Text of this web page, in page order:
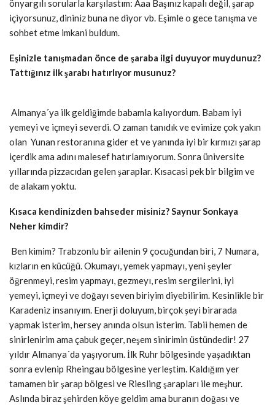
önyargılı sorularla karşılastım: Aaa Başınız kapalı değil, şarap
içiyorsunuz, dininiz buna ne diyor vb. Eşimle o gece tanışma ve
sohbet etme imkani buldum.
Eşinizle tanışmadan önce de şaraba ilgi duyuyor muydunuz?
Tattığınız ilk şarabı hatırlıyor musunuz?
Almanya´ya ilk geldiğimde babamla kalıyordum. Babam iyi
yemeyi ve içmeyi severdi. O zaman tanıdık ve evimize çok yakın
olan Yunan restoranına gider et ve yanında iyi bir kırmızı şarap
içerdik ama adını malesef hatırlamıyorum. Sonra üniversite
yıllarında pizzacıdan gelen şaraplar. Kısacasi pek bir bilgim ve
de alakam yoktu.
Kısaca kendinizden bahseder misiniz? Saynur Sonkaya
Neher kimdir?
Ben kimim? Trabzonlu bir ailenin 9 çocuğundan biri, 7 Numara,
kızların en kücüğü. Okumayı, yemek yapmayı, yeni şeyler
öğrenmeyi, resim yapmayı, gezmeyı, resim sergilerini, iyi
yemeyi, içmeyi ve doğayı seven biriyim diyebilirim. Kesinlikle bir
Karadeniz insanıyım. Enerji doluyum, birçok şeyi birarada
yapmak isterim, hersey anında olsun isterim. Tabii hemen de
sinirlenirim ama çabuk geçer, neşem sinirimin üstündedir! 27
yıldır Almanya´da yaşıyorum. İlk Ruhr bölgesinde yaşadıktan
sonra evlenip Rheingau bölgesine yerleştim. Kaldığım yer
tamamen bir şarap bölgesi ve Riesling şarapları ile meşhur.
Aslında biraz şehirden köye geldim ama buranın doğası ve